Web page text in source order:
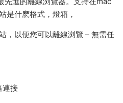
是什麽格式，燈箱，
，以便您可以離線浏覽 – 無需任
連接